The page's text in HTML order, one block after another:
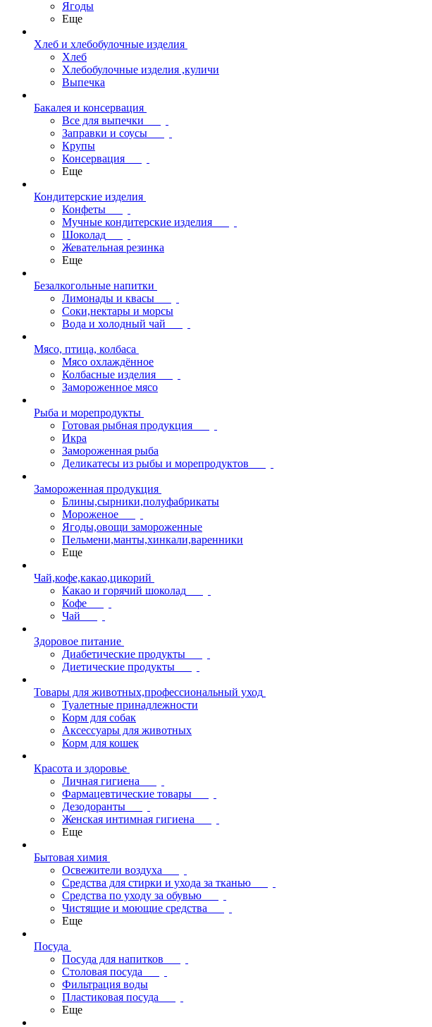
Ягоды
Еще
Хлеб и хлебобулочные изделия
Хлеб
Хлебобулочные изделия ,куличи
Выпечка
Бакалея и консервация
Все для выпечки
Заправки и соусы
Крупы
Консервация
Еще
Кондитерские изделия
Конфеты
Мучные кондитерские изделия
Шоколад
Жевательная резинка
Еще
Безалкогольные напитки
Лимонады и квасы
Соки,нектары и морсы
Вода и холодный чай
Мясо, птица, колбаса
Мясо охлаждённое
Колбасные изделия
Замороженное мясо
Рыба и морепродукты
Готовая рыбная продукция
Икра
Замороженная рыба
Деликатесы из рыбы и морепродуктов
Замороженная продукция
Блины,сырники,полуфабрикаты
Мороженое
Ягоды,овощи замороженные
Пельмени,манты,хинкали,варенники
Еще
Чай,кофе,какао,цикорий
Какао и горячий шоколад
Кофе
Чай
Здоровое питание
Диабетические продукты
Диетические продукты
Товары для животных,профессиональный уход
Туалетные принадлежности
Корм для собак
Аксессуары для животных
Корм для кошек
Красота и здоровье
Личная гигиена
Фармацевтические товары
Дезодоранты
Женская интимная гигиена
Еще
Бытовая химия
Освежители воздуха
Средства для стирки и ухода за тканью
Средства по уходу за обувью
Чистящие и моющие средства
Еще
Посуда
Посуда для напитков
Столовая посуда
Фильтрация воды
Пластиковая посуда
Еще